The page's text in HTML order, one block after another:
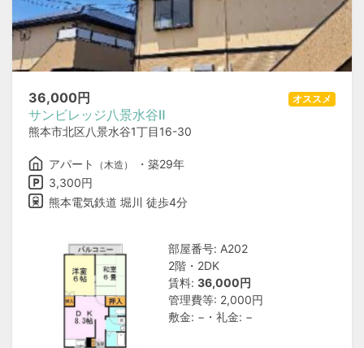
36,000円
サンビレッジ八景水谷Ⅱ
熊本市北区八景水谷1丁目16-30
オススメ
アパート （木造）
・築29年
3,300円
熊本電気鉄道 堀川 徒歩4分
部屋番号: A202
2階・2DK
賃料: 36,000円
管理費等: 2,000円
敷金: −・礼金: −